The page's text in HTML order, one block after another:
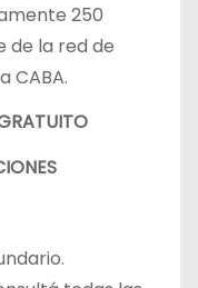
250
de la red de
CABA.